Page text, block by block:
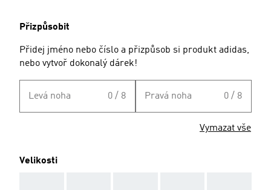
Přizpůsobit
Přidej jméno nebo číslo a přizpůsob si produkt adidas,
nebo vytvoř dokonalý dárek!
Levá noha 0 / 8 Pravá noha 0 / 8
Vymazat vše
Velikosti